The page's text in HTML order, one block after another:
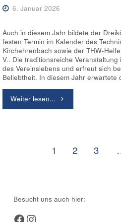
Morgenstunden"
6. Januar 2026
Auch in diesem Jahr bildete der
festen Termin im Kalender des
Kirchehrenbach sowie der THW-
V.. Die traditionsreiche
des Vereinslebens und erfreut sich
Beliebtheit. In diesem Jahr
Weiter lesen... "Drei-
Führung
Beiträge
1 2 3
Besucht uns auch hier: